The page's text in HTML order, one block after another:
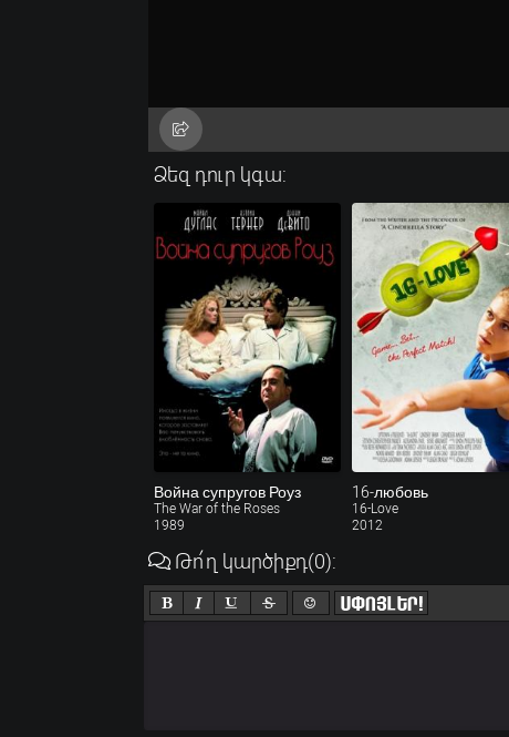
Ձեզ դուր կգա:
Война супругов Роуз
The War of the Roses
1989
16-любовь
16-Love
2012
Թո՛ղ կարծիքդ(0):